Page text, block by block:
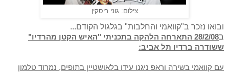
צילום: גוני ריסקין
ובואו נזכר ב"קוואמי והחלבות" בגלגול הקודם...
ב
28/2/08 התארחה הלהקה בתכניתי "האיש הקטן מהרדיו"
ששודרה ברדיו תל אביב:
עם קוואמי בשירה וראפ ניגנו עידו בלאושטיין בתופים, נמרוד טלמון